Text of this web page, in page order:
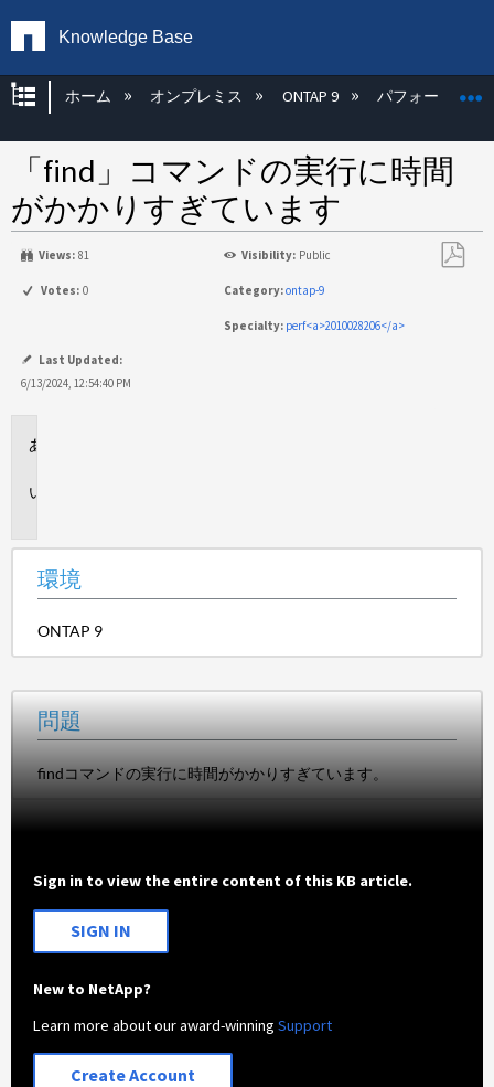
Knowledge Base
グローバル階層を展開/折りたたむ
ホーム オンプレミス ONTAP 9 パフォーマンス
「find」コマンドの実行に時間
がかかりすぎています
Views: 81 Visibility: Public
Votes: 0 Category:ontap-9
Specialty: perf<a>2010028206</a>
Last Updated:
6/13/2024, 12:54:40 PM
環境
ONTAP 9
問題
findコマンドの実行に時間がかかりすぎています。
Sign in to view the entire content of this KB article.
SIGN IN
New to NetApp?
Learn more about our award-winningSupport
Create Account